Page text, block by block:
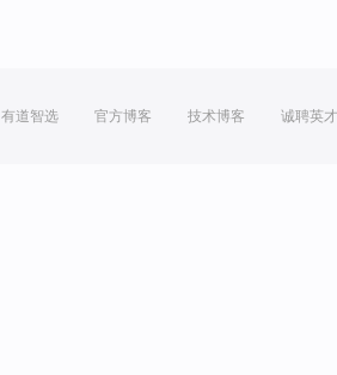
有道智选 官方博客 技术博客 诚聘英才